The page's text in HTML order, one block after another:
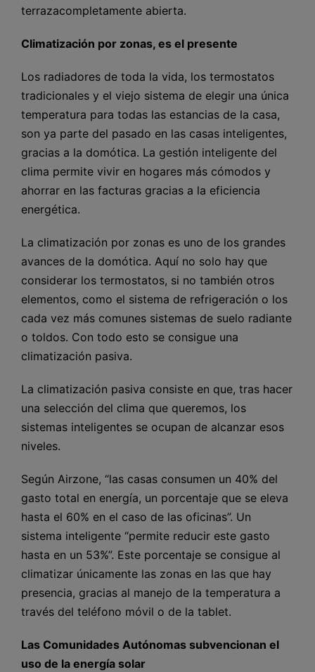
terrazacompletamente abierta.
Climatización por zonas, es el presente
Los radiadores de toda la vida, los termostatos
tradicionales y el viejo sistema de elegir una única
temperatura para todas las estancias de la casa,
son ya parte del pasado en las casas inteligentes,
gracias a la domótica. La gestión inteligente del
clima permite vivir en hogares más cómodos y
ahorrar en las facturas gracias a la eficiencia
energética.
La climatización por zonas es uno de los grandes
avances de la domótica. Aquí no solo hay que
considerar los termostatos, si no también otros
elementos, como el sistema de refrigeración o los
cada vez más comunes sistemas de suelo radiante
o toldos. Con todo esto se consigue una
climatización pasiva.
La climatización pasiva consiste en que, tras hacer
una selección del clima que queremos, los
sistemas inteligentes se ocupan de alcanzar esos
niveles.
Según Airzone, “las casas consumen un 40% del
gasto total en energía, un porcentaje que se eleva
hasta el 60% en el caso de las oficinas”. Un
sistema inteligente “permite reducir este gasto
hasta en un 53%”. Este porcentaje se consigue al
climatizar únicamente las zonas en las que hay
presencia, gracias al manejo de la temperatura a
través del teléfono móvil o de la tablet.
Las Comunidades Autónomas subvencionan el
uso de la energía solar